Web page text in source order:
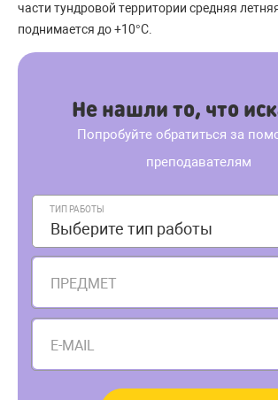
части тундровой территории средняя
поднимается до +10°С.
Не нашли то, что
Попробуйте обратиться за
преподавателям
ТИП РАБОТЫ
Выберите тип работы
ПРЕДМЕТ
E-MAIL